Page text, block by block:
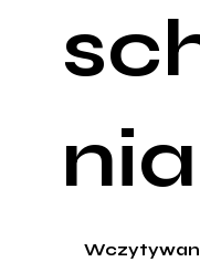
nia